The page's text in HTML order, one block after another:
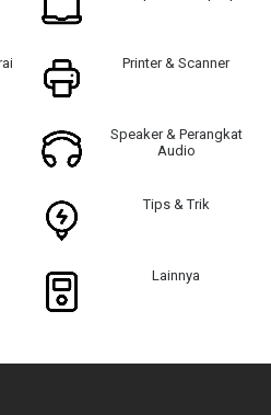
Printer & Scanner
Speaker & Perangkat
Audio
Tips & Trik
Lainnya